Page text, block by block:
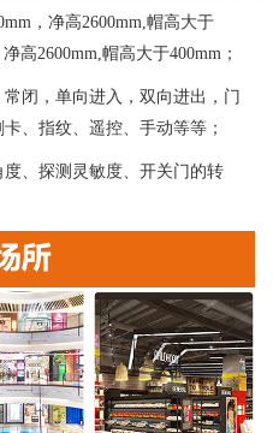
，净高2600mm,帽高大于
高2600mm,帽高大于400mm；
闭，单向进入，双向进出，门
、指纹、遥控、手动等等；
、探测灵敏度、开关门的转